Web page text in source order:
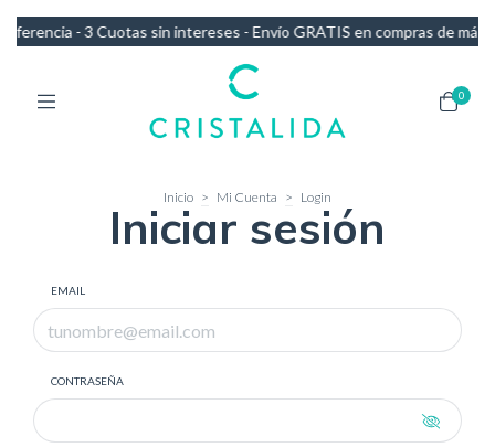
- 3 Cuotas sin intereses - Envío GRATIS en compras de más
0
Inicio > Mi Cuenta > Login
Iniciar sesión
EMAIL
CONTRASEÑA